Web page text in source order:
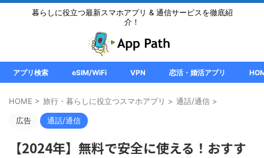
暮らしに役立つ最新スマホアプリ & 通信サービスを徹底紹
介！
アプリ検索 eSIM/WiFi VPN 恋活・婚活アプリ
HOME > 旅行・暮らしに役立つスマホアプリ > 通話/通信 >
広告 通話/通信
【2024年】無料で安全に使える！おすす